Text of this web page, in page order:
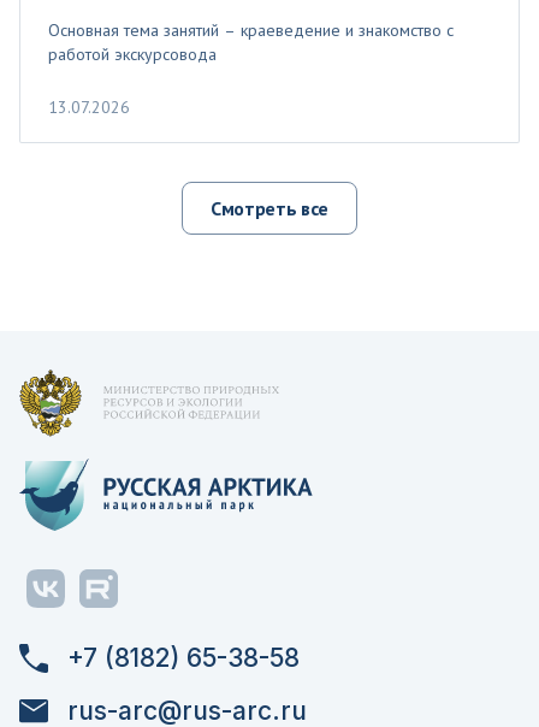
Основная тема занятий – краеведение и знакомство с
работой экскурсовода
13.07.2026
Смотреть все
+7 (8182) 65-38-58
rus-arc@rus-arc.ru